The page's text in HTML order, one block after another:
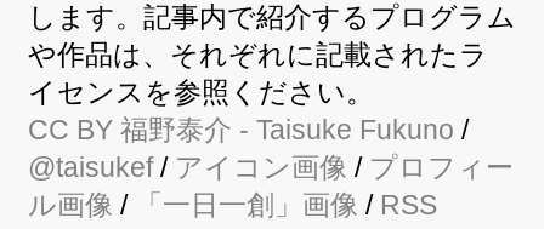
します。記事内で紹介するプログラム
や作品は、それぞれに記載されたラ
イセンスを参照ください。
CC BY 福野泰介 - Taisuke Fukuno /
@taisukef/ アイコン画像 / プロフィー
ル画像 / 「一日一創」画像 / RSS